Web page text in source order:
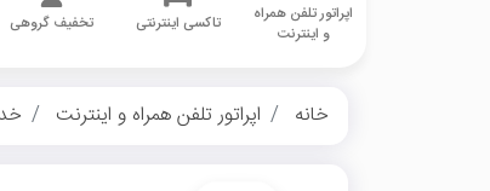
اپراتور تلفن همراه
و اینترنت
تاکسی اینترنتی تخفیف گروهی
خانه اپراتور تلفن همراه و اینترنت